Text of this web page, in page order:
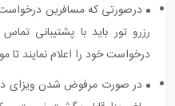
درصورتی که مسافرین
رزرو تور باید با پشتیبانی
درخواست خود را اعلام نمایند تا
در صورت مرفوض شدن ویزای